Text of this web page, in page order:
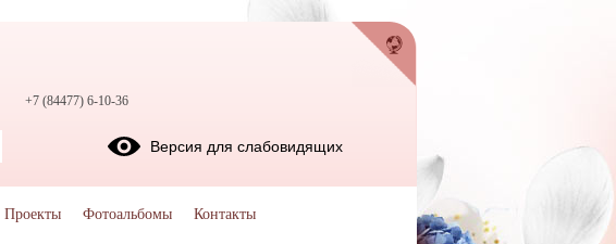
+7 (84477) 6-10-36
Версия для слабовидящих
Проекты Фотоальбомы Контакты